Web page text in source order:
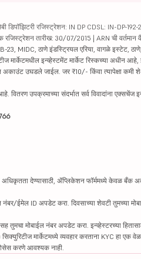
रजिस्ट्रेशन: IN DP CDSL: IN-DP-192-
तारीख: 30/07/2015 | ARN ची
MIDC, ठाणे इंडस्ट्रियल एरिया, वागळे इस्टेट,
इन्व्हेस्टमेंट मार्केट रिस्कच्या अधीन आहे,
अकाउंट उघडले जाईल. जर ₹10/- किंवा त्यापेक्षा
उपक्रमाच्या संदर्भात सर्व विवादांना एक्सचेंज
देण्यासाठी, ॲप्लिकेशन फॉर्ममध्ये केवळ बँक
ईमेल ID अपडेट करा. दिवसाच्या शेवटी तुमच्या
मोबाईल नंबर अपडेट करा. इन्व्हेस्टरच्या
मार्केटमध्ये व्यवहार करताना KYC हा
करणे आवश्यक नाही.